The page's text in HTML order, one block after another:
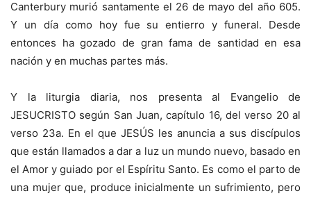
Canterbury murió santamente el 26 de mayo del año 605.
Y un día como hoy fue su entierro y funeral. Desde
entonces ha gozado de gran fama de santidad en esa
nación y en muchas partes más.
Y la liturgia diaria, nos presenta al Evangelio de
JESUCRISTO según San Juan, capítulo 16, del verso 20 al
verso 23a. En el que JESÚS les anuncia a sus discípulos
que están llamados a dar a luz un mundo nuevo, basado en
el Amor y guiado por el Espíritu Santo. Es como el parto de
una mujer que, produce inicialmente un sufrimiento, pero